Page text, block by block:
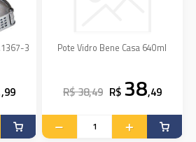
3
,99
Pote Vidro Bene Casa 640ml
R$ 38,49 R$ 38,49